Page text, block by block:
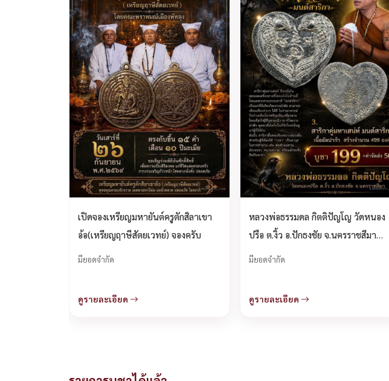
เปิดจองเหรียญมหายันต์ครูตักสิลาเขา
อ้อ(เหรียญฤาษีสัตยเวทย์) จองครับ
มียอดจำกัด
ดูรายละเอียด
หลวงพ่อธรรมดล กิตติปัญโญ วัดหนอง
ปรือ ต.งิ้ว อ.ปักธงชัย จ.นครราชสีมา
เปิดจองครับ.
มียอดจำกัด
ดูรายละเอียด